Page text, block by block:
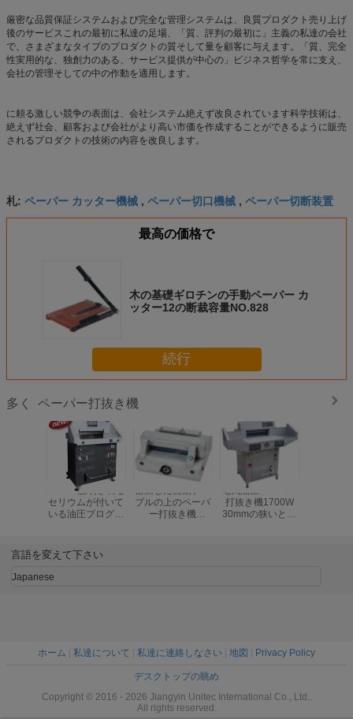
厳密な品質保証システムおよび完全な管理システムは、良質プロダクト売り上げ
後のサービスこれの最初に私達の足場、「質、評判の最初に」主義の私達の会社
で、さまざまなタイプのプロダクトの質そして量を顧客に与えます。「質、完全
性実用的な、独創力のある、サービス提供が中心の」ビジネス哲学を常に支え、
会社の管理そしての中の作動を適用します。
に頼る激しい競争の表面は、会社システム絶えず改良されています科学技術は、
絶えず社会、顧客および会社がより高い市価を作成することができるように販売
されるプロダクトの技術の内容を改良します。
札: ペーパー カッター機械 , ペーパー切口機械 , ペーパー切断装置
最高の価格で
木の基礎ギロチンの手動ペーパー カ
ッター12の断裁容量NO.828
続行
多く ペーパー打抜き機
2800W証明される
セリウムが付いて
いる油圧プログラ
密集した自動テー
ブルの上のペーパ
ー打抜き機
電気油圧ペーパー
打抜き機1700W
30mmの狭いとこ
言語を変えて下さい
Japanese
ホーム 私達について 私達に連絡しなさい 地図 Privacy Policy
デスクトップの眺め
Copyright © 2016 - 2026 Jiangyin Unitec International Co., Ltd..
All rights reserved.